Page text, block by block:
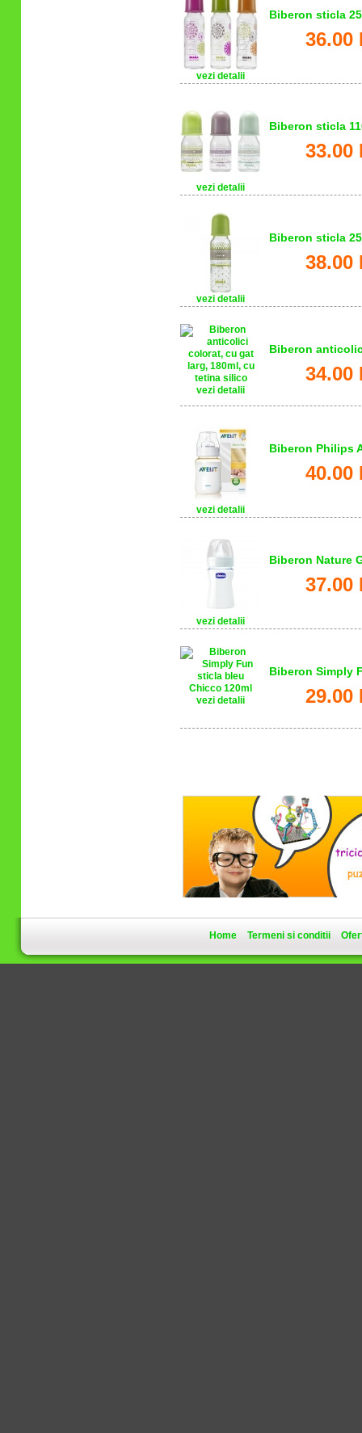
vezi detalii
Biberon sticla
36.00
vezi detalii
Biberon sticla
33.00
vezi detalii
Biberon sticla
38.00
vezi detalii
Biberon
34.00
vezi detalii
Biberon Philips
40.00
vezi detalii
Biberon Nature
37.00
vezi detalii
Biberon Simply
29.00
Home Termeni si conditii